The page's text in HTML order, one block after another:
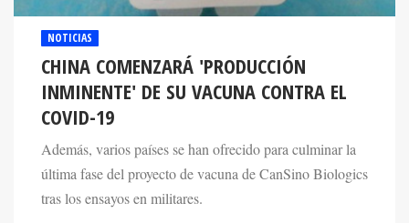
NOTICIAS
CHINA COMENZARÁ 'PRODUCCIÓN
INMINENTE' DE SU VACUNA CONTRA EL
COVID-19
Además, varios países se han ofrecido para culminar la
última fase del proyecto de vacuna de CanSino Biologics
tras los ensayos en militares.